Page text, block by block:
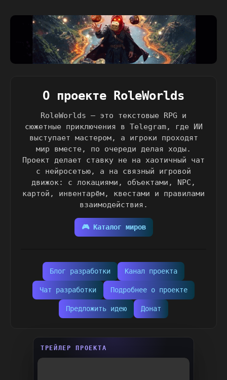
О проекте RoleWorlds
RoleWorlds — это текстовые RPG и
сюжетные приключения в Telegram, где ИИ
выступает мастером, а игроки проходят
мир вместе, по очереди делая ходы.
Проект делает ставку не на хаотичный чат
с нейросетью, а на связный игровой
движок: с локациями, объектами, NPC,
картой, инвентарём, квестами и правилами
взаимодействия.
🎮 Каталог миров
Блог разработки Канал проекта
Чат разработки Подробнее о проекте
Предложить идею Донат
ТРЕЙЛЕР ПРОЕКТА